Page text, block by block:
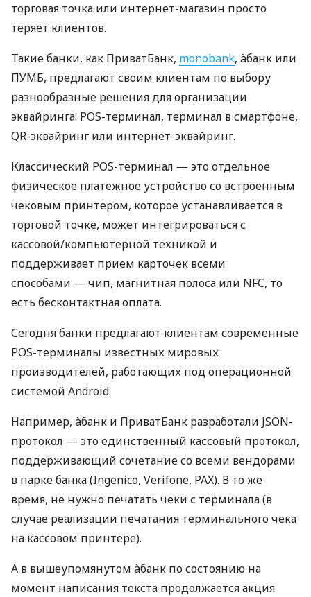
торговая точка или интернет-магазин просто
теряет клиентов.
Такие банки, как ПриватБанк, monobank, àбанк или
ПУМБ, предлагают своим клиентам по выбору
разнообразные решения для организации
эквайринга: POS-терминал, терминал в смартфоне,
QR-эквайринг или интернет-эквайринг.
Классический POS-терминал — это отдельное
физическое платежное устройство со встроенным
чековым принтером, которое устанавливается в
торговой точке, может интегрироваться с
кассовой/компьютерной техникой и
поддерживает прием карточек всеми
способами — чип, магнитная полоса или NFC, то
есть бесконтактная оплата.
Сегодня банки предлагают клиентам современные
POS-терминалы известных мировых
производителей, работающих под операционной
системой Android.
Например, àбанк и ПриватБанк разработали JSON-
протокол — это единственный кассовый протокол,
поддерживающий сочетание со всеми вендорами
в парке банка (Ingenico, Verifone, PAX). В то же
время, не нужно печатать чеки с терминала (в
случае реализации печатания терминального чека
на кассовом принтере).
А в вышеупомянутом àбанк по состоянию на
момент написания текста продолжается акция